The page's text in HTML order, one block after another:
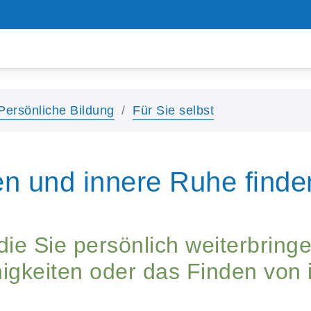
Bildung Für Sie selbst
und innere Ruhe
Sie persönlich
oder das Finden von